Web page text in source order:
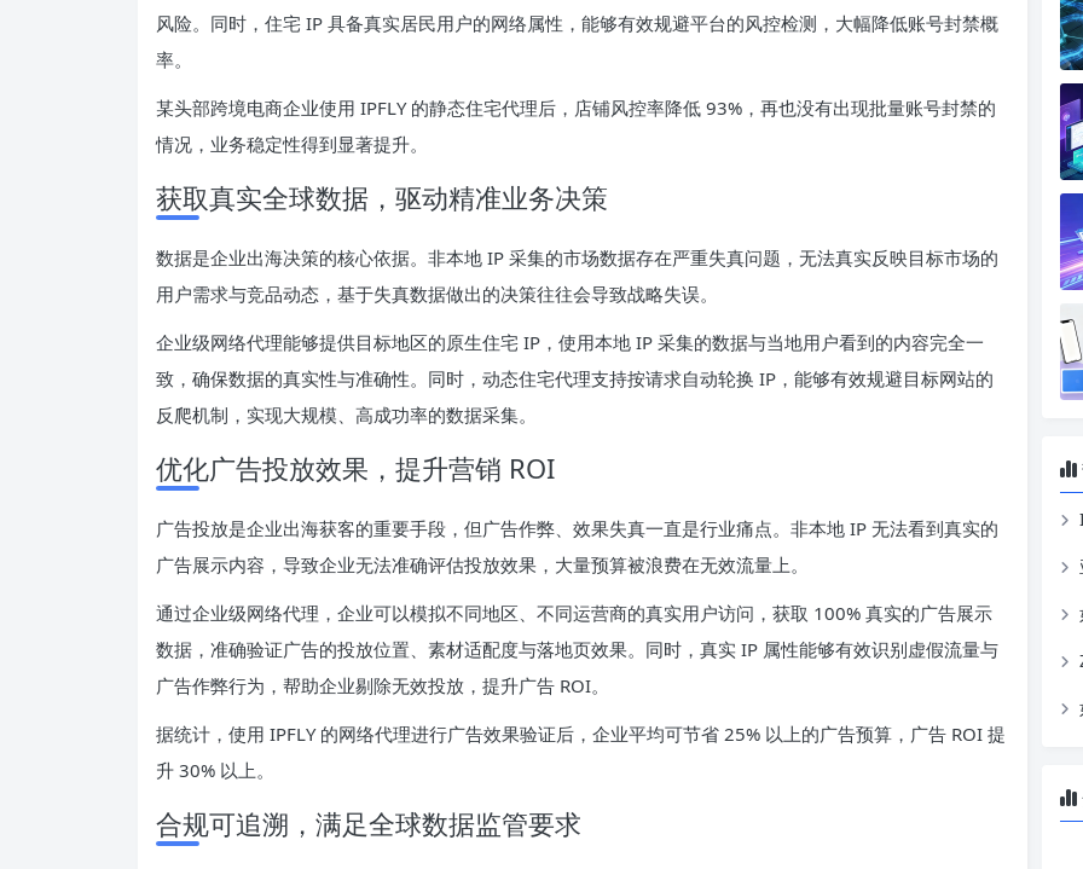
风险。同时，住宅 IP 具备真实居民用户的网络属性，能够有效规避平台的风控检测，大幅降低账号封禁概
率。
某头部跨境电商企业使用 IPFLY 的静态住宅代理后，店铺风控率降低 93%，再也没有出现批量账号封禁的
情况，业务稳定性得到显著提升。
获取真实全球数据，驱动精准业务决策
数据是企业出海决策的核心依据。非本地 IP 采集的市场数据存在严重失真问题，无法真实反映目标市场的
用户需求与竞品动态，基于失真数据做出的决策往往会导致战略失误。
企业级网络代理能够提供目标地区的原生住宅 IP，使用本地 IP 采集的数据与当地用户看到的内容完全一
致，确保数据的真实性与准确性。同时，动态住宅代理支持按请求自动轮换 IP，能够有效规避目标网站的
反爬机制，实现大规模、高成功率的数据采集。
优化广告投放效果，提升营销 ROI
广告投放是企业出海获客的重要手段，但广告作弊、效果失真一直是行业痛点。非本地 IP 无法看到真实的
广告展示内容，导致企业无法准确评估投放效果，大量预算被浪费在无效流量上。
通过企业级网络代理，企业可以模拟不同地区、不同运营商的真实用户访问，获取 100% 真实的广告展示
数据，准确验证广告的投放位置、素材适配度与落地页效果。同时，真实 IP 属性能够有效识别虚假流量与
广告作弊行为，帮助企业剔除无效投放，提升广告 ROI。
据统计，使用 IPFLY 的网络代理进行广告效果验证后，企业平均可节省 25% 以上的广告预算，广告 ROI 提
升 30% 以上。
合规可追溯，满足全球数据监管要求